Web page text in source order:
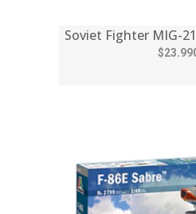
Soviet Fighter MIG-